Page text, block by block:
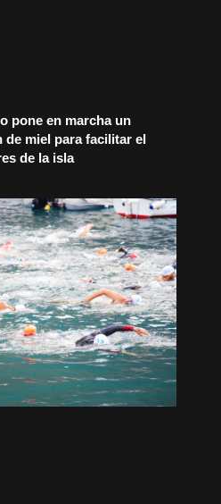
pone en marcha un
miel para facilitar el
de la isla